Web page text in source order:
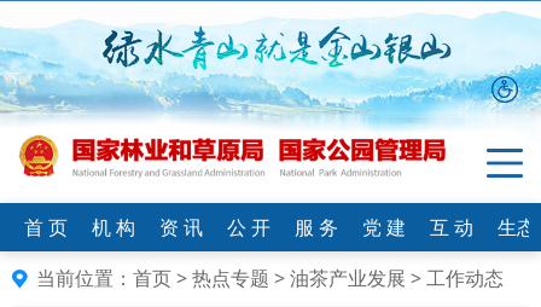
首 页 机 构 资 讯 公 开 服 务 党 建 互 动
生
当前位置： 首页>热点专题 >油茶产业发展 >工作动态